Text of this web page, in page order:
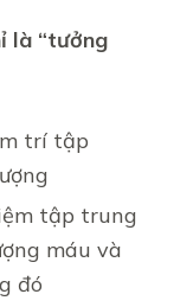
là “tưởng
trí tập
tập trung
máu và
đó